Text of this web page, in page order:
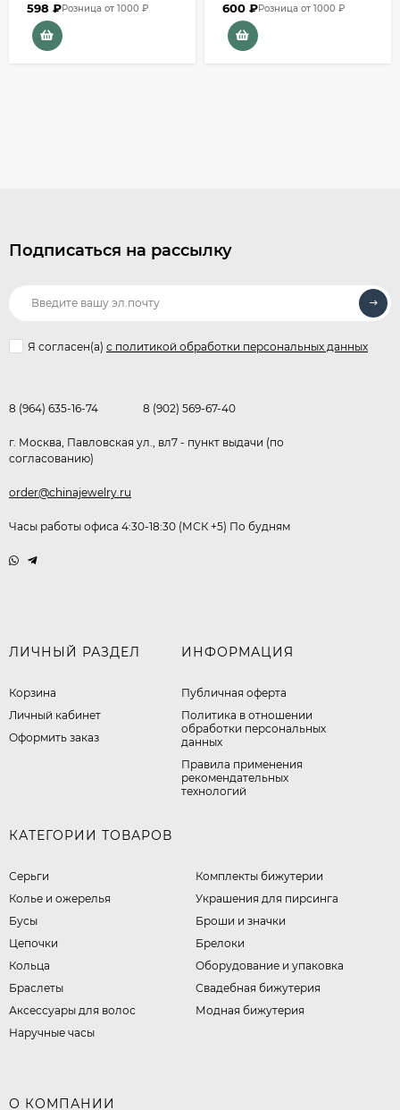
598 ₽Розница от 1000 ₽ 600 ₽Розница от 1000 ₽
Подписаться на рассылку
Я согласен(a) с политикой обработки персональных данных
8 (964) 635-16-74 8 (902) 569-67-40
г. Москва, Павловская ул., вл7 - пункт выдачи (по
согласованию)
order@chinajewelry.ru
Часы работы офиса 4:30-18:30 (МСК +5) По будням
ЛИЧНЫЙ РАЗДЕЛ
Корзина
Личный кабинет
Оформить заказ
ИНФОРМАЦИЯ
Публичная оферта
​Политика в отношении
обработки персональных
данных
Правила применения
рекомендательных
технологий
КАТЕГОРИИ ТОВАРОВ
Серьги
Колье и ожерелья
Бусы
Цепочки
Кольца
Браслеты
Аксессуары для волос
Наручные часы
Комплекты бижутерии
Украшения для пирсинга
Броши и значки
Брелоки
Оборудование и упаковка
Свадебная бижутерия
Модная бижутерия
О КОМПАНИИ